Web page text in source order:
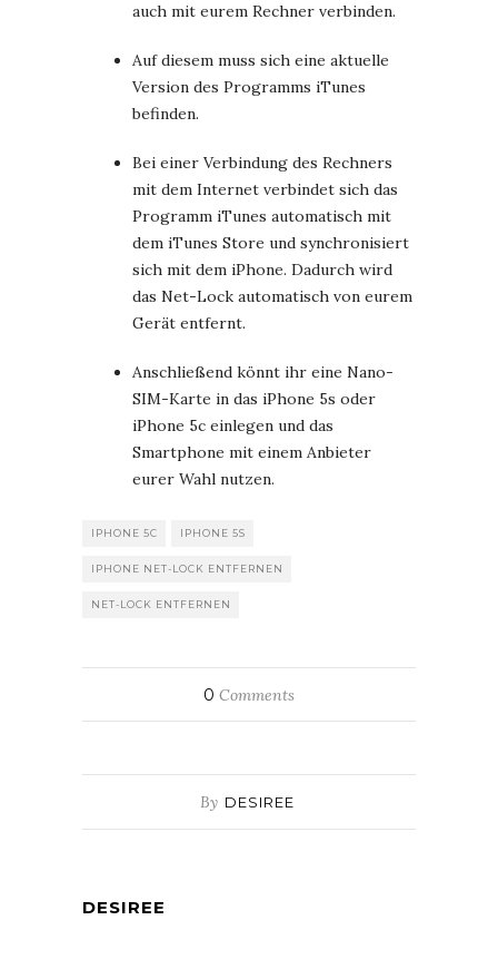
auch mit eurem Rechner verbinden.
Auf diesem muss sich eine aktuelle
Version des Programms iTunes
befinden.
Bei einer Verbindung des Rechners
mit dem Internet verbindet sich das
Programm iTunes automatisch mit
dem iTunes Store und synchronisiert
sich mit dem iPhone. Dadurch wird
das Net-Lock automatisch von eurem
Gerät entfernt.
Anschließend könnt ihr eine Nano-
SIM-Karte in das iPhone 5s oder
iPhone 5c einlegen und das
Smartphone mit einem Anbieter
eurer Wahl nutzen.
IPHONE 5C IPHONE 5S
IPHONE NET-LOCK ENTFERNEN
NET-LOCK ENTFERNEN
0 Comments
By DESIREE
DESIREE